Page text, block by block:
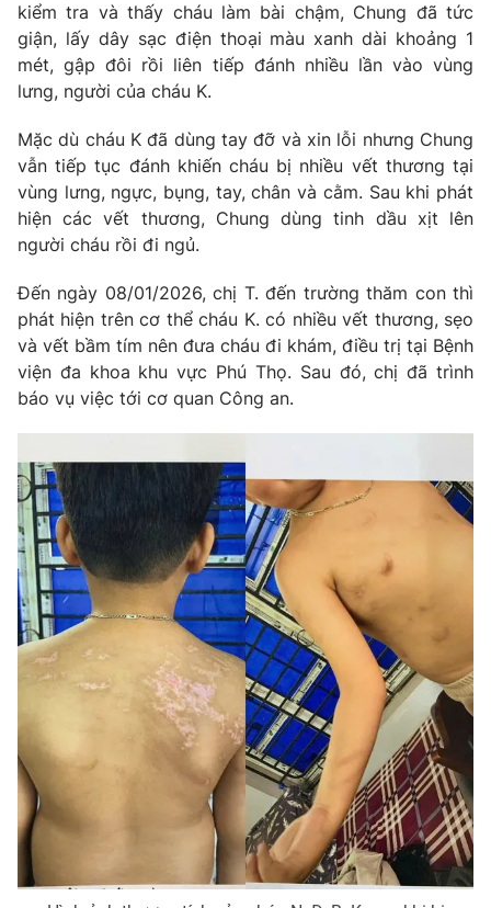
Video Shorts video
VTV Money
VTV Sức khoẻ Bất động sản
Thị trường 24h Tấm lòng Việt
VTV4 Vươn mình bằng AI
VTV9 VTV8
Liên hệ tòa soạn English
THỜI BÁO VTV
Theo dõi báo trên
Cơ quan chủ quản:Đài Truyền hình Việt Nam
Thời báo VTV
Giấy phép hoạt động báo in và báo điện tử số 483/GP-BTTTT
cấp ngày 29/12/2023
Tổng Biên tập:
Vũ Thanh Thủy
Phó Tổng Biên tập:
Nguyễn Thị Mỹ Hạnh, Phạm Quốc Thắng,
Tổng đài VTV:024.38 355 931 - 024.38 355 932
kiểm tra và thấy cháu làm bài chậm, Chung đã tức
giận, lấy dây sạc điện thoại màu xanh dài khoảng 1
mét, gập đôi rồi liên tiếp đánh nhiều lần vào vùng
lưng, người của cháu K.
Mặc dù cháu K đã dùng tay đỡ và xin lỗi nhưng Chung
vẫn tiếp tục đánh khiến cháu bị nhiều vết thương tại
vùng lưng, ngực, bụng, tay, chân và cằm. Sau khi phát
hiện các vết thương, Chung dùng tinh dầu xịt lên
người cháu rồi đi ngủ.
Đến ngày 08/01/2026, chị T. đến trường thăm con thì
phát hiện trên cơ thể cháu K. có nhiều vết thương, sẹo
và vết bầm tím nên đưa cháu đi khám, điều trị tại Bệnh
viện đa khoa khu vực Phú Thọ. Sau đó, chị đã trình
báo vụ việc tới cơ quan Công an.